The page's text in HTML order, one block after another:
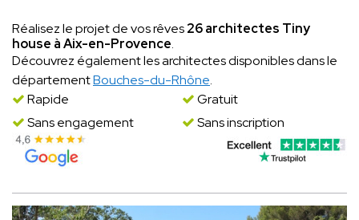
Réalisez le projet de vos rêves26 architectes Tiny
house à Aix-en-Provence.
Découvrez également les architectes disponibles dans le
départementBouches-du-Rhône.
Rapide
Gratuit
Sans engagement
Sans inscription